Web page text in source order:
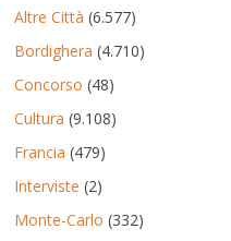
Altre Città (6.577)
Bordighera (4.710)
Concorso (48)
Cultura (9.108)
Francia (479)
Interviste (2)
Monte-Carlo (332)